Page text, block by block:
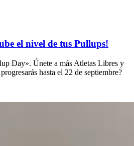
el nivel de tus Pullups!
Day». Únete a más Atletas Libres y
hasta el 22 de septiembre?